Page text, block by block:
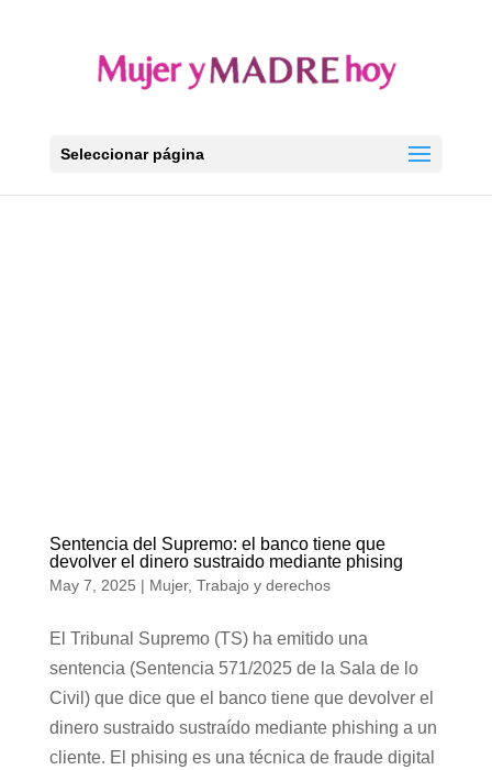
Seleccionar página
Sentencia del Supremo: el banco tiene que
devolver el dinero sustraido mediante phising
May 7, 2025 | Mujer, Trabajo y derechos
El Tribunal Supremo (TS) ha emitido una
sentencia (Sentencia 571/2025 de la Sala de lo
Civil) que dice que el banco tiene que devolver el
dinero sustraido sustraído mediante phishing a un
cliente. El phising es una técnica de fraude digital